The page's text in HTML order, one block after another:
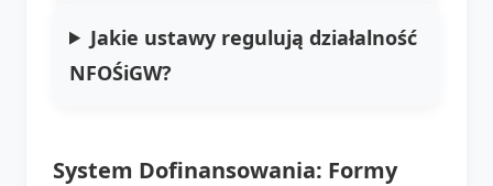
Jakie ustawy regulują działalność
NFOŚiGW?
System Dofinansowania: Formy